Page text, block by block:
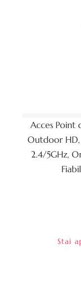
Acces Point
Outdoor
2.4/5GHz,
Stai